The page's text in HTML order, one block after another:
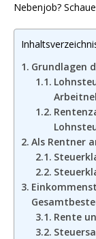
Nebenjob?
Grundlagen
Als Rentner
Rente